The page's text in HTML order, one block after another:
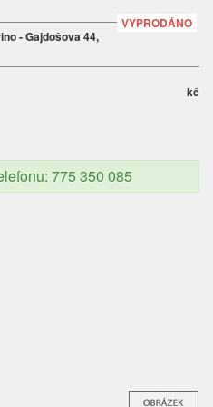
VYPRODÁNO
- Gajdošova 44,
kč
775 350 085